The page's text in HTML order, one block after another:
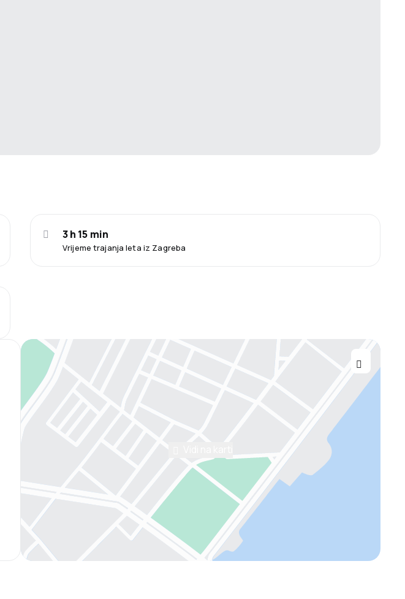
Vrijeme trajanja leta iz Zagreba
3 h 15 min